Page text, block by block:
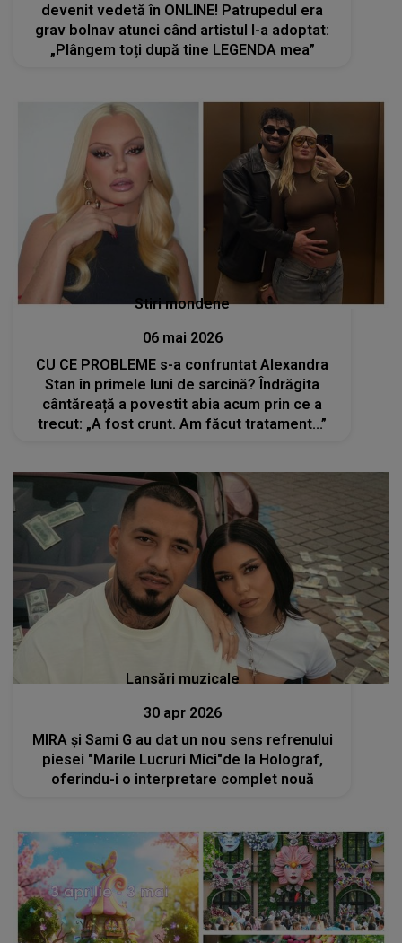
devenit vedetă în ONLINE! Patrupedul era
grav bolnav atunci când artistul l-a adoptat:
„Plângem toți după tine LEGENDA mea”
Stiri mondene
06 mai 2026
CU CE PROBLEME s-a confruntat Alexandra
Stan în primele luni de sarcină? Îndrăgita
cântăreață a povestit abia acum prin ce a
trecut: „A fost crunt. Am făcut tratament...”
Lansări muzicale
30 apr 2026
MIRA și Sami G au dat un nou sens refrenului
piesei "Marile Lucruri Mici"de la Holograf,
oferindu-i o interpretare complet nouă